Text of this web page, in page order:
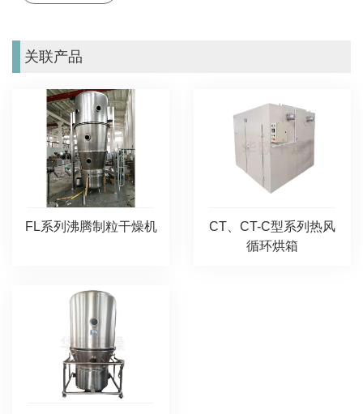
关联产品
FL系列沸腾制粒干燥机
CT、CT-C型系列热风
循环烘箱